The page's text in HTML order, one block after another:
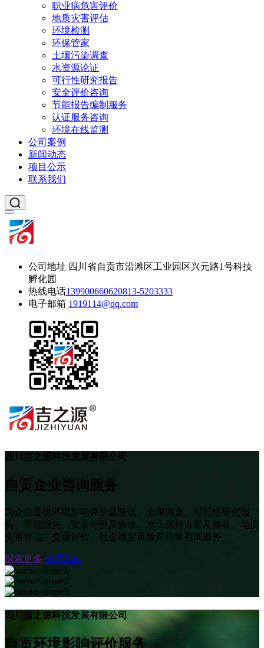
职业病危害评价
地质灾害评估
环境检测
环保管家
土壤污染调查
水资源论证
可行性研究报告
安全评价咨询
节能报告编制服务
认证服务咨询
环境在线监测
公司案例
新闻动态
项目公示
联系我们
公司地址 四川省自贡市沿滩区工业园区兴元路1号科技
孵化园
热线电话139900660620813-5203333
电子邮箱 1919114@qq.com
四川吉之源科技发展有限公司
自贡企业咨询服务
为企业提供环境影响评价及验收、土壤调查、可行性研究报
告、节能报告、安全评价及验收、水土保持方案及验收、地质
灾害评估、交通评价、社会稳定风险评估等咨询服务
探索更多 联系我们
四川吉之源科技发展有限公司
自贡环境影响评价服务